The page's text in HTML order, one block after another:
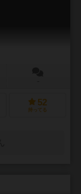
52
持ってる